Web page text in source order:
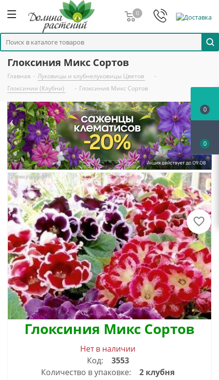
0
Глоксиния Микс Сортов
Главная - Луковицы и клубнелуковицы Цветов
-
Глоксинии (Клубни)
- Глоксиния Микс Сортов
Глоксиния Микс Сортов
Нет в наличии
Код:
3553
Количество в упаковке:
2 клубня
0
0